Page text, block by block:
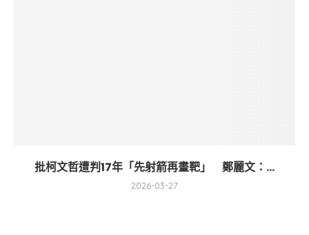
批柯文哲遭判17年「先射箭再畫靶」 鄭麗文：...
2026-03-27